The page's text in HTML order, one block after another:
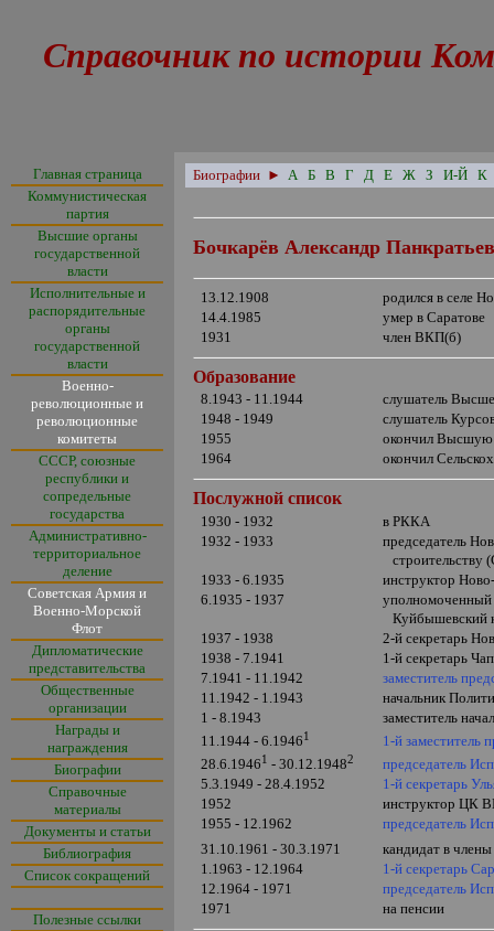
Справочник по истории
Главная страница
Коммунистическая
партия
Высшие органы
государственной
власти
Исполнительные и
распорядительные
органы
государственной
власти
Военно-
революционные и
революционные
комитеты
СССР, союзные
республики и
сопредельные
государства
Административно-
территориальное
деление
Советская Армия и
Военно-Морской
Флот
Дипломатические
представительства
Общественные
организации
Награды и
награждения
Биографии
Справочные
материалы
Документы и статьи
Библиография
Список сокращений
Полезные ссылки
Биографии ► А Б В Г Д Е Ж З И-Й К
Бочкарёв Александр
13.12.1908
родился в селе
14.4.1985
умер в Саратове
1931
член ВКП(б)
Образование
8.1943 - 11.1944
слушатель
1948 - 1949
слушатель
1955
окончил
1964
окончил
Послужной список
1930 - 1932
в РККА
1932 - 1933
председатель
строительству
1933 - 6.1935
инструктор
6.1935 - 1937
уполномоченный
Куйбышевский
1937 - 1938
2-й секретарь
1938 - 7.1941
1-й секретарь
7.1941 - 11.1942
заместитель
11.1942 - 1.1943
начальник
1 - 8.1943
заместитель
11.1944 - 6.19461
1-й заместитель
28.6.19461 - 30.12.19482
председатель
5.3.1949 - 28.4.1952
1-й секретарь
1952
инструктор ЦК
1955 - 12.1962
председатель
31.10.1961 - 30.3.1971
кандидат в
1.1963 - 12.1964
1-й секретарь
12.1964 - 1971
председатель
1971
на пенсии